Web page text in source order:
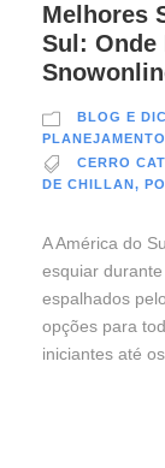
Melhores
Sul: Onde
BLOG E
PLANEJAMENTO
CERRO
DE CHILLAN ,
A América do
esquiar
espalhados
opções para
iniciantes até